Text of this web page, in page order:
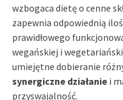
wzbogaca dietę o cenne
zapewnia odpowiednią
prawidłowego
wegańskiej i
umiejętne dobieranie
synergiczne działanie i
przyswajalność.